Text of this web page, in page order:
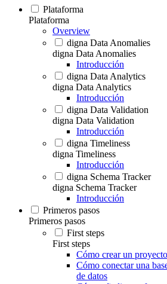
Plataforma
Plataforma
Overview
digna Data Anomalies
digna Data Anomalies
Introducción
digna Data Analytics
digna Data Analytics
Introducción
digna Data Validation
digna Data Validation
Introducción
digna Timeliness
digna Timeliness
Introducción
digna Schema Tracker
digna Schema Tracker
Introducción
Primeros pasos
Primeros pasos
First steps
First steps
Cómo crear un
Cómo conectar una
de datos